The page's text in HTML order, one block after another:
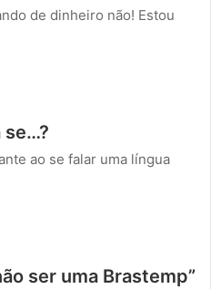
de dinheiro não! Estou
se…?
ao se falar uma língua
ser uma Brastemp”